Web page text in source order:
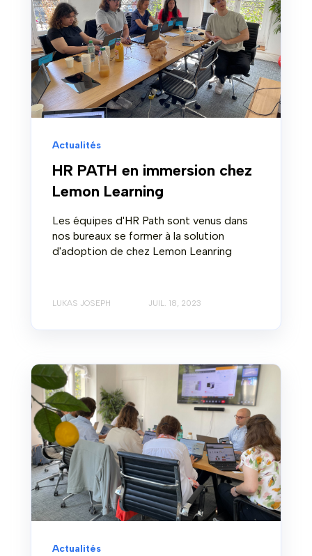
Actualités
HR PATH en immersion chez
Lemon Learning
Les équipes d'HR Path sont venus dans
nos bureaux se former à la solution
d'adoption de chez Lemon Leanring
LUKAS JOSEPH JUIL. 18, 2023
Actualités